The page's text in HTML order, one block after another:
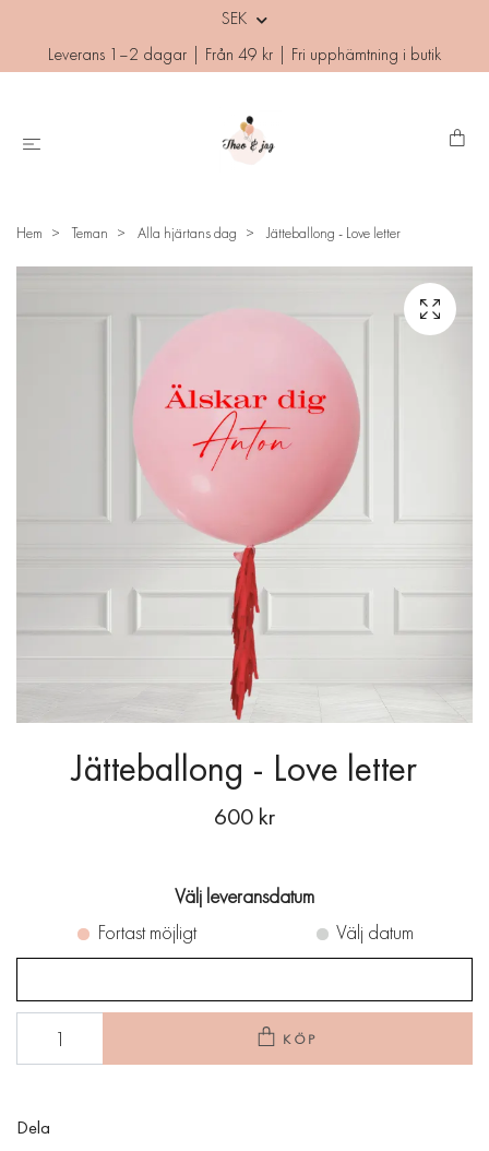
SEK
Leverans 1–2 dagar | Från 49 kr | Fri upphämtning i butik
Hem Teman Alla hjärtans dag Jätteballong - Love letter
Jätteballong - Love letter
600 kr
Välj leveransdatum
Fortast möjligt
Välj datum
KÖP
Dela